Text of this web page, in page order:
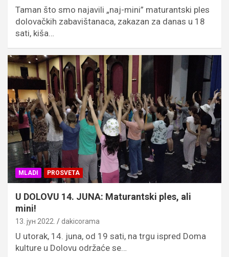
Taman što smo najavili „naj-mini” maturantski ples
dolovačkih zabavištanaca, zakazan za danas u 18
sati, kiša…
MLADI PROSVETA
U DOLOVU 14. JUNA: Maturantski ples, ali
mini!
13. јун 2022. dakicorama
U utorak, 14. juna, od 19 sati, na trgu ispred Doma
kulture u Dolovu održaće se…